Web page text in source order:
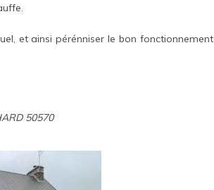
et ainsi pérénniser le bon fonctionnement
50570